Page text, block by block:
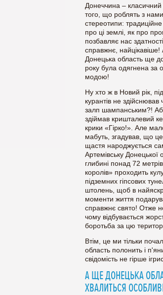
Донеччина –
того, що роблять з нами
стереотипи:
про ці землі, як про
позбавляє нас
справжнє,
Донецька область ще
року була одягнена за
модою!
Ну хто ж в Новий рік,
курантів не здійснював
залп шампанським?!
здіймав кришталевий
крики «Гірко!». Але
мабуть, згадував, що
щастя народжується
Артемівську Донецької
глибині понад 72
королів» проходить
підземних гіпсових
штолень, щоб в
моменти життя
справжнє свято! Отже
чому відбувається
боротьба за цю
Втім, це ми тільки
область полонить і
свідомість не гірше
А ЩЕ ДОНЕЦЬКА
ХВАЛИТЬСЯ